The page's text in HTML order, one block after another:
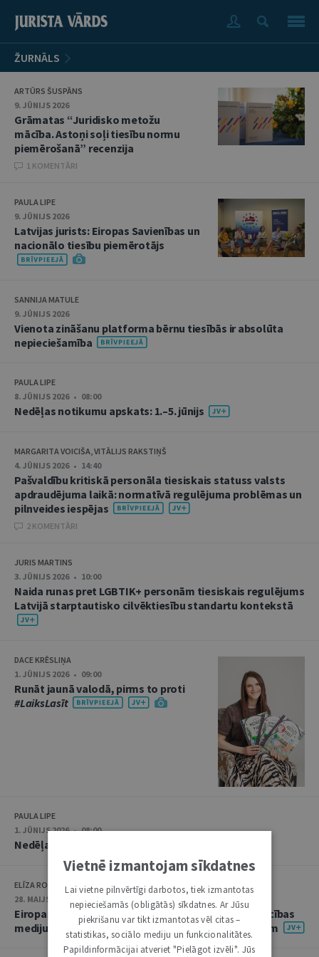
ŽURNĀLS
ARTŪRS ŠUSPĀNS
9. JŪNIJS 2026
Grāmatas “Juridisko metožu
mācība. Astoņi soļi tiesību normu
piemērošanā” recenzija
1 KOMENTĀRI
PAULA LIPE
9. JŪNIJS 2026
Latvijas jurists: Eiropas Savienības un
nacionālo tiesību piemērotājs
SANNIJA MATULE
9. JŪNIJS 2026
Vienota zināšanu platforma bērnu tiesībās ir absolūta
nepieciešamība
PAULA LIPE
8. JŪNIJS 2026 • 08:00
Nedēļas notikumu apskats: 1.–5. jūnijs
MARGARITA VOICIŠA, VITĀLIJS RAKSTIŅŠ
4. JŪNIJS 2026 • 14:40
Pašvaldību kritiskā personāla tiesiskais statuss valsts
apdraudējuma laikā: normatīvā regulējuma problēmas un
pilnveides iespējas
2 KOMENTĀRI
JURIS MARTINS
3. JŪNIJS 2026 • 10:00
Naida runas pret LGBTIK+ personām tiesiskais regulējums
Latvijā starptautisko cilvēktiesību standartu kontekstā
DACE KRĒSLIŅA
1. JŪNIJS 2026 • 09:00
Runāt jaunā valodā, pirms to proti
#LaiksLasīt
PAULA LIPE
1. JŪNIJS 2026 • 08:00
Nedēļas notikumu apskats: 25.–29. maijs
ELĪZA ROSHOFA
28. MAIJS 2026 • 08:00
Eiropas Mediju brīvības akts un tā sniegtās priekšrocības
mediju sadarbībai ar lielajām tiešsaistes platformām
Vietnē izmantojam sīkdatnes
Lai vietne pilnvērtīgi darbotos, tiek izmantotas
nepieciešamās (obligātās) sīkdatnes. Ar Jūsu
piekrišanu var tikt izmantotas vēl citas –
statistikas, sociālo mediju un funkcionalitātes.
Papildinformācijai atveriet "Pielāgot izvēli". Jūs